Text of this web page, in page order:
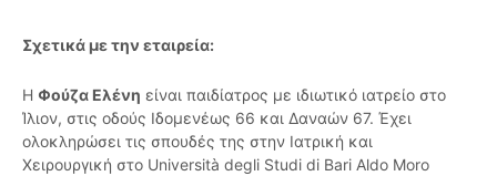
Σχετικά με την εταιρεία:
Η Φούζα Ελένη είναι παιδίατρος με ιδιωτικό ιατρείο στο
Ίλιον, στις οδούς Ιδομενέως 66 και Δαναών 67. Έχει
ολοκληρώσει τις σπουδές της στην Ιατρική και
Χειρουργική στο Università degli Studi di Bari Aldo Moro